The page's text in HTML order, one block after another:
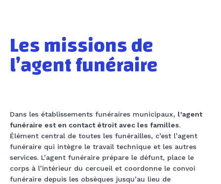
Les missions de
l’agent funéraire
Dans les établissements funéraires municipaux, l’agent
funéraire est en contact étroit avec les familles.
Élément central de toutes les funérailles, c’est l’agent
funéraire qui intègre le travail technique et les autres
services. L’agent funéraire prépare le défunt, place le
corps à l’intérieur du cercueil et coordonne le convoi
funéraire depuis les obsèques jusqu’au lieu de